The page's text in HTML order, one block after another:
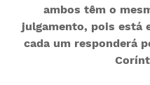
ambos têm o
julgamento, pois está
cada um responderá